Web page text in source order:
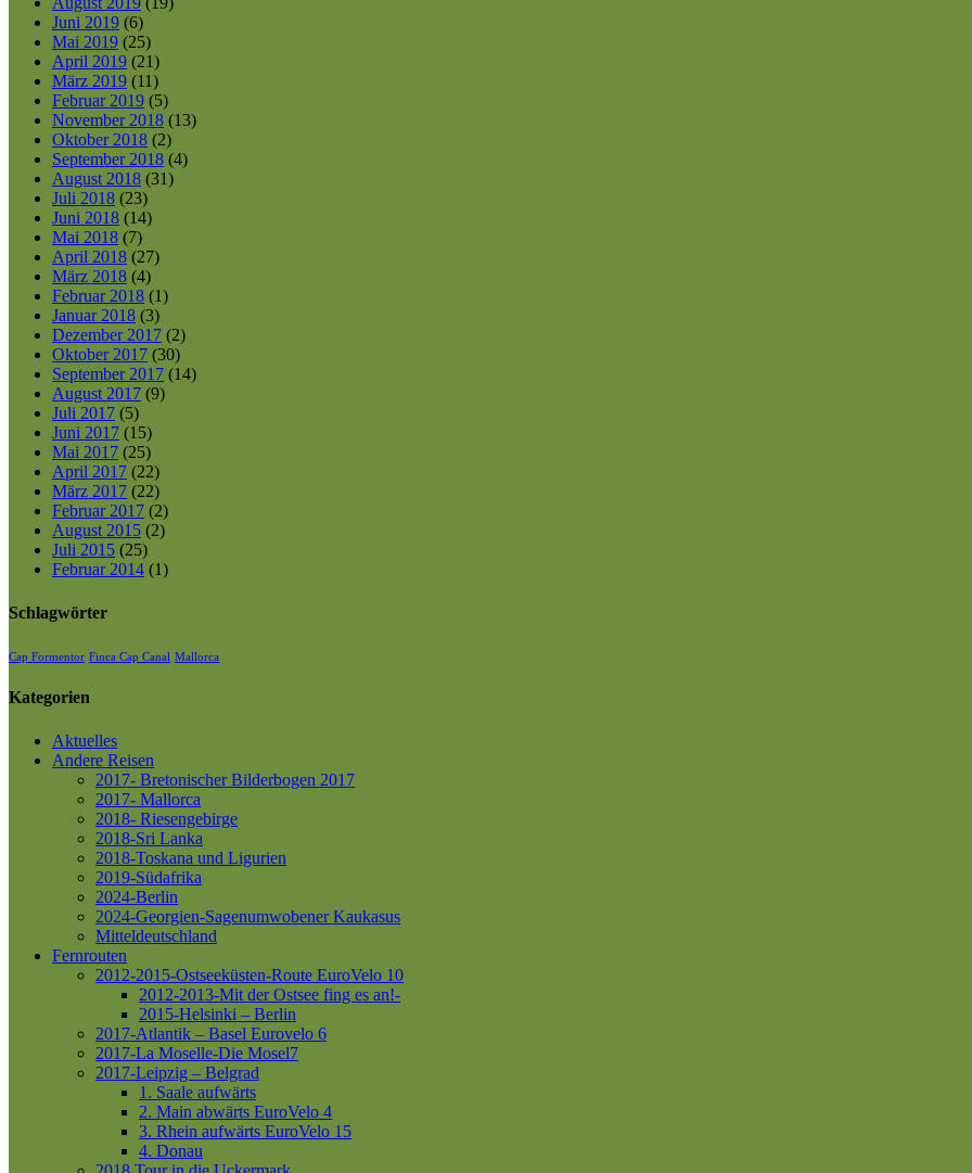
Juni 2019 (6)
Mai 2019 (25)
April 2019 (21)
März 2019 (11)
Februar 2019 (5)
November 2018 (13)
Oktober 2018 (2)
September 2018 (4)
August 2018 (31)
Juli 2018 (23)
Juni 2018 (14)
Mai 2018 (7)
April 2018 (27)
März 2018 (4)
Februar 2018 (1)
Januar 2018 (3)
Dezember 2017 (2)
Oktober 2017 (30)
September 2017 (14)
August 2017 (9)
Juli 2017 (5)
Juni 2017 (15)
Mai 2017 (25)
April 2017 (22)
März 2017 (22)
Februar 2017 (2)
August 2015 (2)
Juli 2015 (25)
Februar 2014 (1)
Schlagwörter
Cap Formentor Finca Cap Canal Mallorca
Kategorien
Aktuelles
Andere Reisen
2017- Bretonischer Bilderbogen 2017
2017- Mallorca
2018- Riesengebirge
2018-Sri Lanka
2018-Toskana und Ligurien
2019-Südafrika
2024-Berlin
2024-Georgien-Sagenumwobener Kaukasus
Mitteldeutschland
Fernrouten
2012-2015-Ostseeküsten-Route EuroVelo 10
2012-2013-Mit der Ostsee fing es an!-
2015-Helsinki – Berlin
2017-Atlantik – Basel Eurovelo 6
2017-La Moselle-Die Mosel7
2017-Leipzig – Belgrad
1. Saale aufwärts
2. Main abwärts EuroVelo 4
3. Rhein aufwärts EuroVelo 15
4. Donau